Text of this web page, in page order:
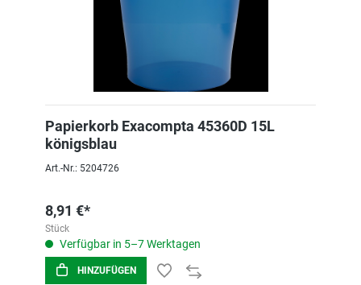
Papierkorb Exacompta 45360D 15L
königsblau
Art.-Nr.: 5204726
8,91 €*
Stück
Verfügbar in 5–7 Werktagen
HINZUFÜGEN